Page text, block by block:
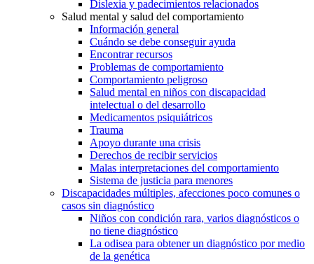
Dislexia y padecimientos relacionados
Salud mental y salud del comportamiento
Información general
Cuándo se debe conseguir ayuda
Encontrar recursos
Problemas de comportamiento
Comportamiento peligroso
Salud mental en niños con discapacidad
intelectual o del desarrollo
Medicamentos psiquiátricos
Trauma
Apoyo durante una crisis
Derechos de recibir servicios
Malas interpretaciones del comportamiento
Sistema de justicia para menores
Discapacidades múltiples, afecciones poco comunes o
casos sin diagnóstico
Niños con condición rara, varios diagnósticos o
no tiene diagnóstico
La odisea para obtener un diagnóstico por medio
de la genética